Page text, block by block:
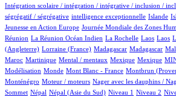
Intégration scolaire / intégration / intégrative / inclusion /
ségrégatif / ségrégative
1/951 intelligence exceptionnelle
11/951 Islande
10/951
10/951
83/951
5/951
2/951
Jeunesse en Action Europe
5/951 Journée Mondiale des Zones
101/951
6/951
Réunion
4/951 La Réunion Océan Indien
1/951 La Rochelle
1/951 Laos
1/951 Laos
3/951
63/951
(Angleterre)
1/951 Lorraine (France)
6/951 Madagascar
6/951 Madagascar
2/951
1/951
8/951
Maroc
10/951Martinique
2/951 Mental / mentaux
1/951 Mexique
1/951 Mexique
36/951
39/951
2/951
Modélisation
3/951 Monde
1/951 Mont Blanc - France
8/951 Montbrun
14/951
14/951
Monténégro
2/951 Moteur / moteurs
1/951 Nager avec les dauphins /
2/951
Sommet
18/951Népal
18/951 Népal (Asie du Sud)
13/951 Niveau 1
13/951 Niveau 2
10/951
113/951
118/951
422/951